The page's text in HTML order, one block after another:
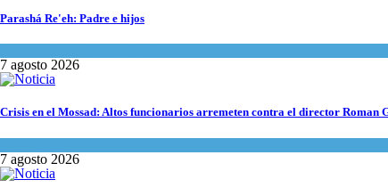
Parashá Re'eh: Padre e hijos
7 agosto 2026
Crisis en el Mossad: Altos funcionarios arremeten contra el director
7 agosto 2026